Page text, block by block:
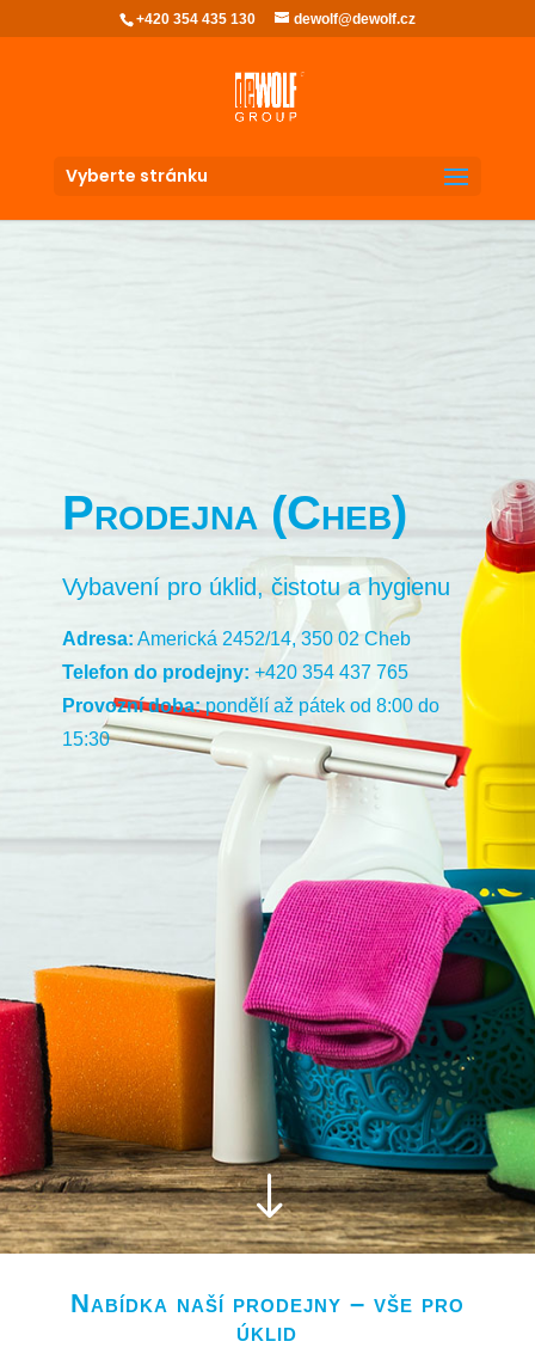
+420 354 435 130 dewolf@dewolf.cz
Vyberte stránku
Prodejna (Cheb)
Vybavení pro úklid, čistotu a hygienu
Adresa: Americká 2452/14, 350 02 Cheb
Telefon do prodejny: +420 354 437 765
Provozní doba:pondělí až pátek od 8:00 do
15:30
"
Nabídka naší prodejny – vše pro
úklid